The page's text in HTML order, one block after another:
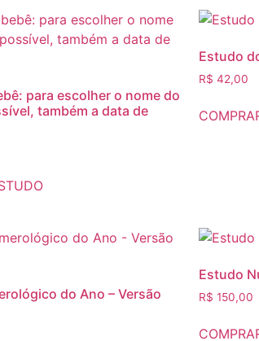
para escolher o nome do
também a data de
Estudo
R$ 42,00
do Ano – Versão
Estudo
R$ 150,00